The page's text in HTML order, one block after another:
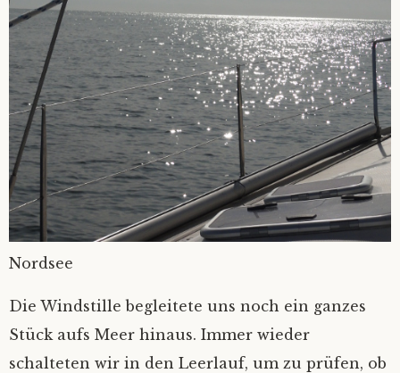
Fair winds
‚Kein Wind von vorn’
Unsichtig
Nicht Sand in den Schuhn, nur Schlick an
den Füßen
Einhand Ü-70
Hamburg in Glückstadt
Die schönste von allen…
Hab‘ ich‘s nicht gesagt?
Sahne-Gate
Verschlüsselung
Nordsee
Die Windstille begleitete uns noch ein ganzes
Stück aufs Meer hinaus. Immer wieder
schalteten wir in den Leerlauf, um zu prüfen, ob